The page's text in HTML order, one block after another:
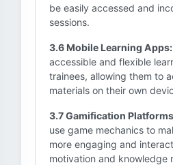
be easily accessed and
sessions.
3.6 Mobile Learning Apps:
accessible and flexible
trainees, allowing them to
materials on their own
3.7 Gamification
use game mechanics to
more engaging and
motivation and knowledge